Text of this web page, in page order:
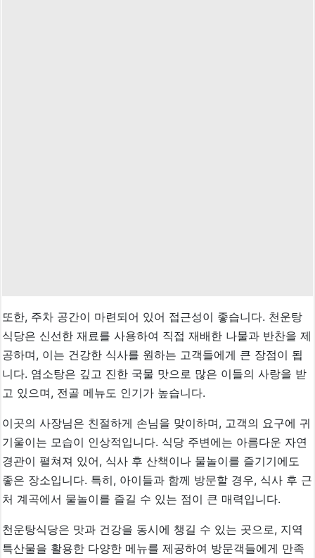
또한, 주차 공간이 마련되어 있어 접근성이 좋습니다. 천운탕
식당은 신선한 재료를 사용하여 직접 재배한 나물과 반찬을 제
공하며, 이는 건강한 식사를 원하는 고객들에게 큰 장점이 됩
니다. 염소탕은 깊고 진한 국물 맛으로 많은 이들의 사랑을 받
고 있으며, 전골 메뉴도 인기가 높습니다.
이곳의 사장님은 친절하게 손님을 맞이하며, 고객의 요구에 귀
기울이는 모습이 인상적입니다. 식당 주변에는 아름다운 자연
경관이 펼쳐져 있어, 식사 후 산책이나 물놀이를 즐기기에도
좋은 장소입니다. 특히, 아이들과 함께 방문할 경우, 식사 후 근
처 계곡에서 물놀이를 즐길 수 있는 점이 큰 매력입니다.
천운탕식당은 맛과 건강을 동시에 챙길 수 있는 곳으로, 지역
특산물을 활용한 다양한 메뉴를 제공하여 방문객들에게 만족